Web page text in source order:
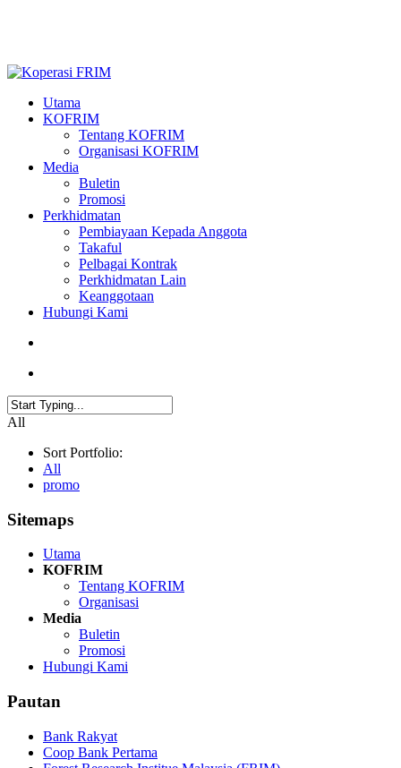
content
search
Menu
Utama
KOFRIM
Tentang KOFRIM
Organisasi KOFRIM
Media
Buletin
Promosi
Perkhidmatan
Pembiayaan Kepada Anggota
Takaful
Pelbagai Kontrak
Perkhidmatan Lain
Keanggotaan
Hubungi Kami
Close
All
Sort Portfolio:
All
promo
Sitemaps
Utama
KOFRIM
Tentang KOFRIM
Organisasi
Media
Buletin
Promosi
Hubungi Kami
Pautan
Bank Rakyat
Coop Bank Pertama